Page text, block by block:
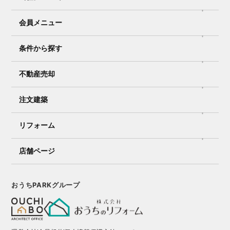
会員メニュー
条件から探す
不動産売却
注文建築
リフォーム
店舗ページ
おうちPARKグループ